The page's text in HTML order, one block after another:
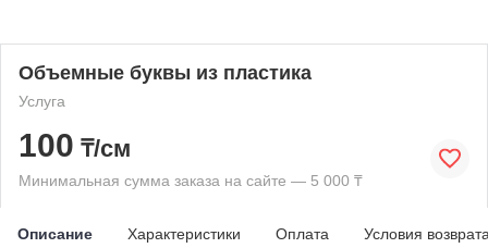
Объемные буквы из пластика
Услуга
100 ₸/см
Минимальная сумма заказа на сайте — 5 000 ₸
Описание Характеристики Оплата Условия